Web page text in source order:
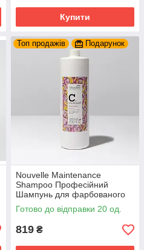
Купити
Топ продажів Подарунок
Nouvelle Maintenance
Shampoo Професійний
Шампунь для фарбованого
волосся 1000 мл.
Готово до відправки 20 од.
819 ₴